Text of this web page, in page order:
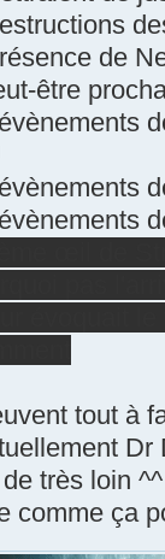
de
être
tout à
Dr
très loin
comme ça